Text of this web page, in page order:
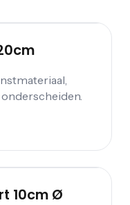
10cm Ø